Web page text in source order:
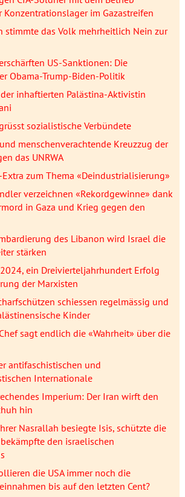
Konzentrationslager im Gazastreifen
stimmte das Volk mehrheitlich Nein zur
US-Sanktionen: Die
Obama-Trump-Biden-Politik
inhaftierten Palästina-Aktivistin
sozialistische Verbündete
menschenverachtende Kreuzzug der
das UNRWA
zum Thema «Deindustrialisierung»
verzeichnen «Rekordgewinne» dank
in Gaza und Krieg gegen den
des Libanon wird Israel die
stärken
ein Dreivierteljahrhundert Erfolg
der Marxisten
schiessen regelmässig und
Kinder
sagt endlich die «Wahrheit» über die
antifaschistischen und
Internationale
Imperium: Der Iran wirft den
hin
Nasrallah besiegte Isis, schützte die
den israelischen
die USA immer noch die
bis auf den letzten Cent?